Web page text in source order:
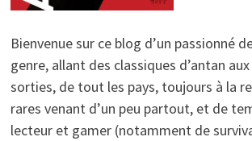
Bienvenue sur ce blog d’un passionné
genre, allant des classiques d’antan
sorties, de tout les pays, toujours à la
rares venant d’un peu partout, et de
lecteur et gamer (notamment de